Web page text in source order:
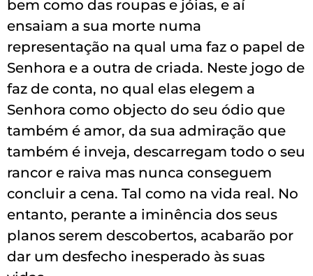
bem como das roupas e jóias, e aí
ensaiam a sua morte numa
representação na qual uma faz o papel de
Senhora e a outra de criada. Neste jogo de
faz de conta, no qual elas elegem a
Senhora como objecto do seu ódio que
também é amor, da sua admiração que
também é inveja, descarregam todo o seu
rancor e raiva mas nunca conseguem
concluir a cena. Tal como na vida real. No
entanto, perante a iminência dos seus
planos serem descobertos, acabarão por
dar um desfecho inesperado às suas